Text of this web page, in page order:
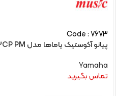
Code : 7673
پیانو آکوستیک یاماها مدل JX113CP PM
Yamaha
تماس بگیرید